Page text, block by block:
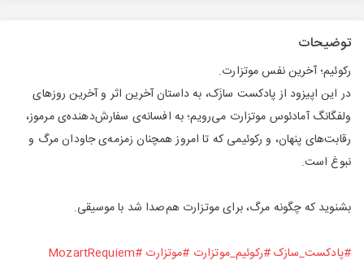
توضیحات
رکوئیم؛ آخرین نفس موتزارت.
در این اپیزود از پادکست سازَک، به داستان آخرین اثر و آخرین روزهای
ولفگانگ آمادئوس موتزارت می‌رویم؛ به افسانه‌ی سفارش‌دهنده‌ی مرموز،
رقابت‌های پنهان، و رکوئیمی که تا امروز همچنان زمزمه‌ی جاودان مرگ و
نبوغ است.
بشنوید که چگونه مرگ، برای موتزارت هم‌صدا شد با موسیقی.
#پادکست_سازک#رکوئیم_موتزارت #موتزارت #MozartRequiem